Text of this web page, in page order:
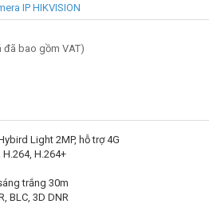
IP HIKVISION
đã bao gồm VAT)
Light 2MP, hỗ trợ 4G
H.264, H.264+
trắng 30m
BLC, 3D DNR